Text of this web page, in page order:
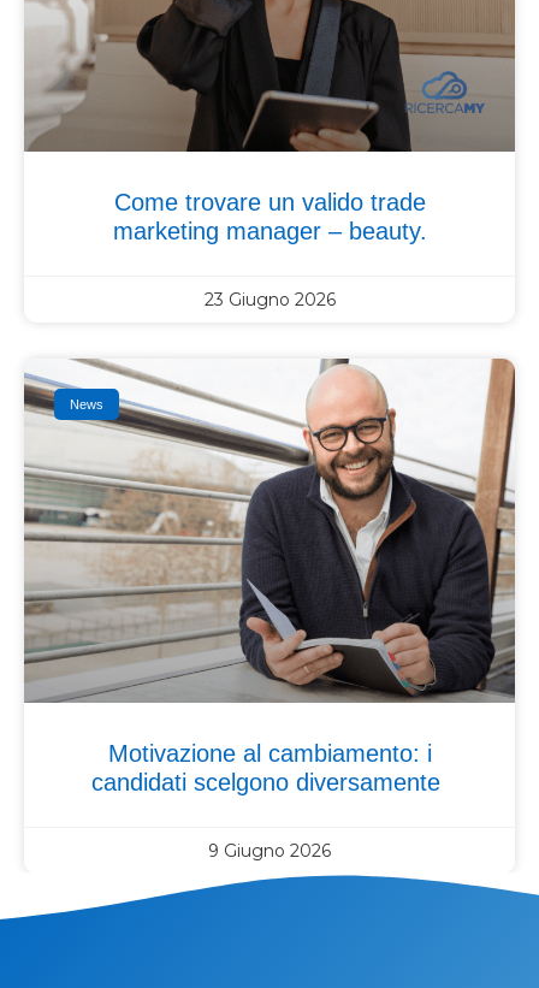
Come trovare un valido trade
marketing manager – beauty.
23 Giugno 2026
News
Motivazione al cambiamento: i
candidati scelgono diversamente
9 Giugno 2026